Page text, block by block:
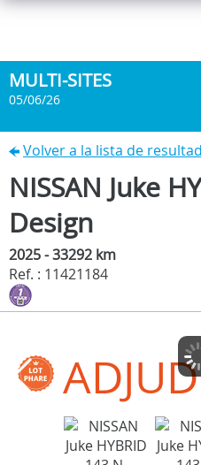
MULTI-SITES
05/06/26
Volver a la lista de
NISSAN Juke
Design
2025 - 33292 km
Ref. : 11421184